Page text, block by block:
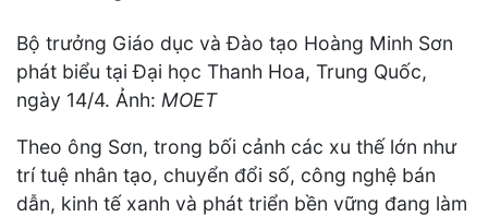
Bộ trưởng Giáo dục và Đào tạo Hoàng Minh Sơn
phát biểu tại Đại học Thanh Hoa, Trung Quốc,
ngày 14/4. Ảnh: MOET
Theo ông Sơn, trong bối cảnh các xu thế lớn như
trí tuệ nhân tạo, chuyển đổi số, công nghệ bán
dẫn, kinh tế xanh và phát triển bền vững đang làm